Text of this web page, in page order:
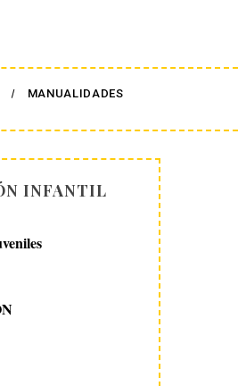
MANUALIDADES
INFANTIL